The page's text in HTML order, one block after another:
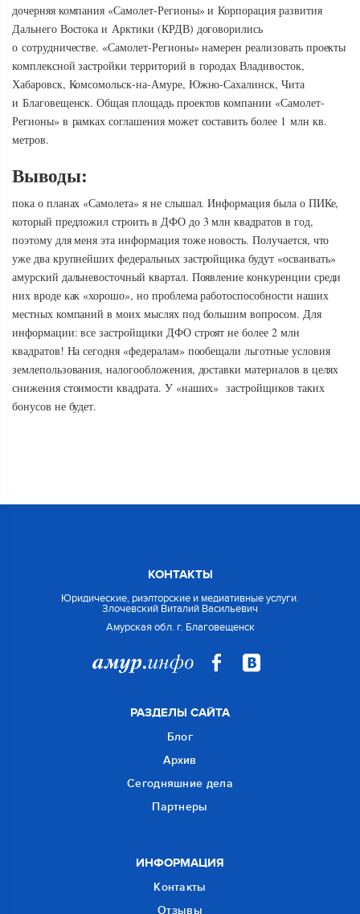
дочерняя компания «Самолет-Регионы» и Корпорация развития
Дальнего Востока и Арктики (КРДВ) договорились
о сотрудничестве. «Самолет-Регионы» намерен реализовать проекты
комплексной застройки территорий в городах Владивосток,
Хабаровск, Комсомольск-на-Амуре, Южно-Сахалинск, Чита
и Благовещенск. Общая площадь проектов компании «Самолет-
Регионы» в рамках соглашения может составить более 1 млн кв.
метров.
Выводы:
пока о планах «Самолета» я не слышал. Информация была о ПИКе,
который предложил строить в ДФО до 3 млн квадратов в год,
поэтому для меня эта информация тоже новость. Получается, что
уже два крупнейших федеральных застройщика будут «осваивать»
амурский дальневосточный квартал. Появление конкуренции среди
них вроде как «хорошо», но проблема работоспособности наших
местных компаний в моих мыслях под большим вопросом. Для
информации: все застройщики ДФО строят не более 2 млн
квадратов! На сегодня «федералам» пообещали льготные условия
землепользования, налогообложения, доставки материалов в целях
снижения стоимости квадрата. У «наших» застройщиков таких
бонусов не будет.
КОНТАКТЫ
Юридические, риэлторские и медиативные услуги.
Злочевский Виталий Васильевич
Амурская обл. г. Благовещенск
РАЗДЕЛЫ САЙТА
Блог
Архив
Сегодняшние дела
Партнеры
ИНФОРМАЦИЯ
Контакты
Отзывы